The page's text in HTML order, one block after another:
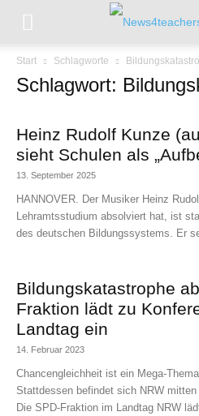
Start Schlagworte
Schlagwort:
Heinz Rudolf Kunze
sieht Schulen als
13. September 2025
HANNOVER. Der Musiker Heinz
Lehramtsstudium absolviert hat, ist
des deutschen Bildungssystems. Er
Bildungskatastrophe
Fraktion lädt zu
Landtag ein
14. Februar 2023
Chancengleichheit ist ein Mega-
Stattdessen befindet sich NRW
Die SPD-Fraktion im Landtag NRW